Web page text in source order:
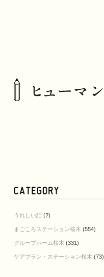
うれしい話 (2)
まごころステーション桜木 (554)
グループホーム桜木 (331)
ケアプラン・ステーション桜木 (73)